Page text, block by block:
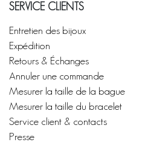
SERVICE CLIENTS
Entretien des bijoux
Expédition
Retours & Échanges
Annuler une commande
Mesurer la taille de la bague
Mesurer la taille du bracelet
Service client & contacts
Presse